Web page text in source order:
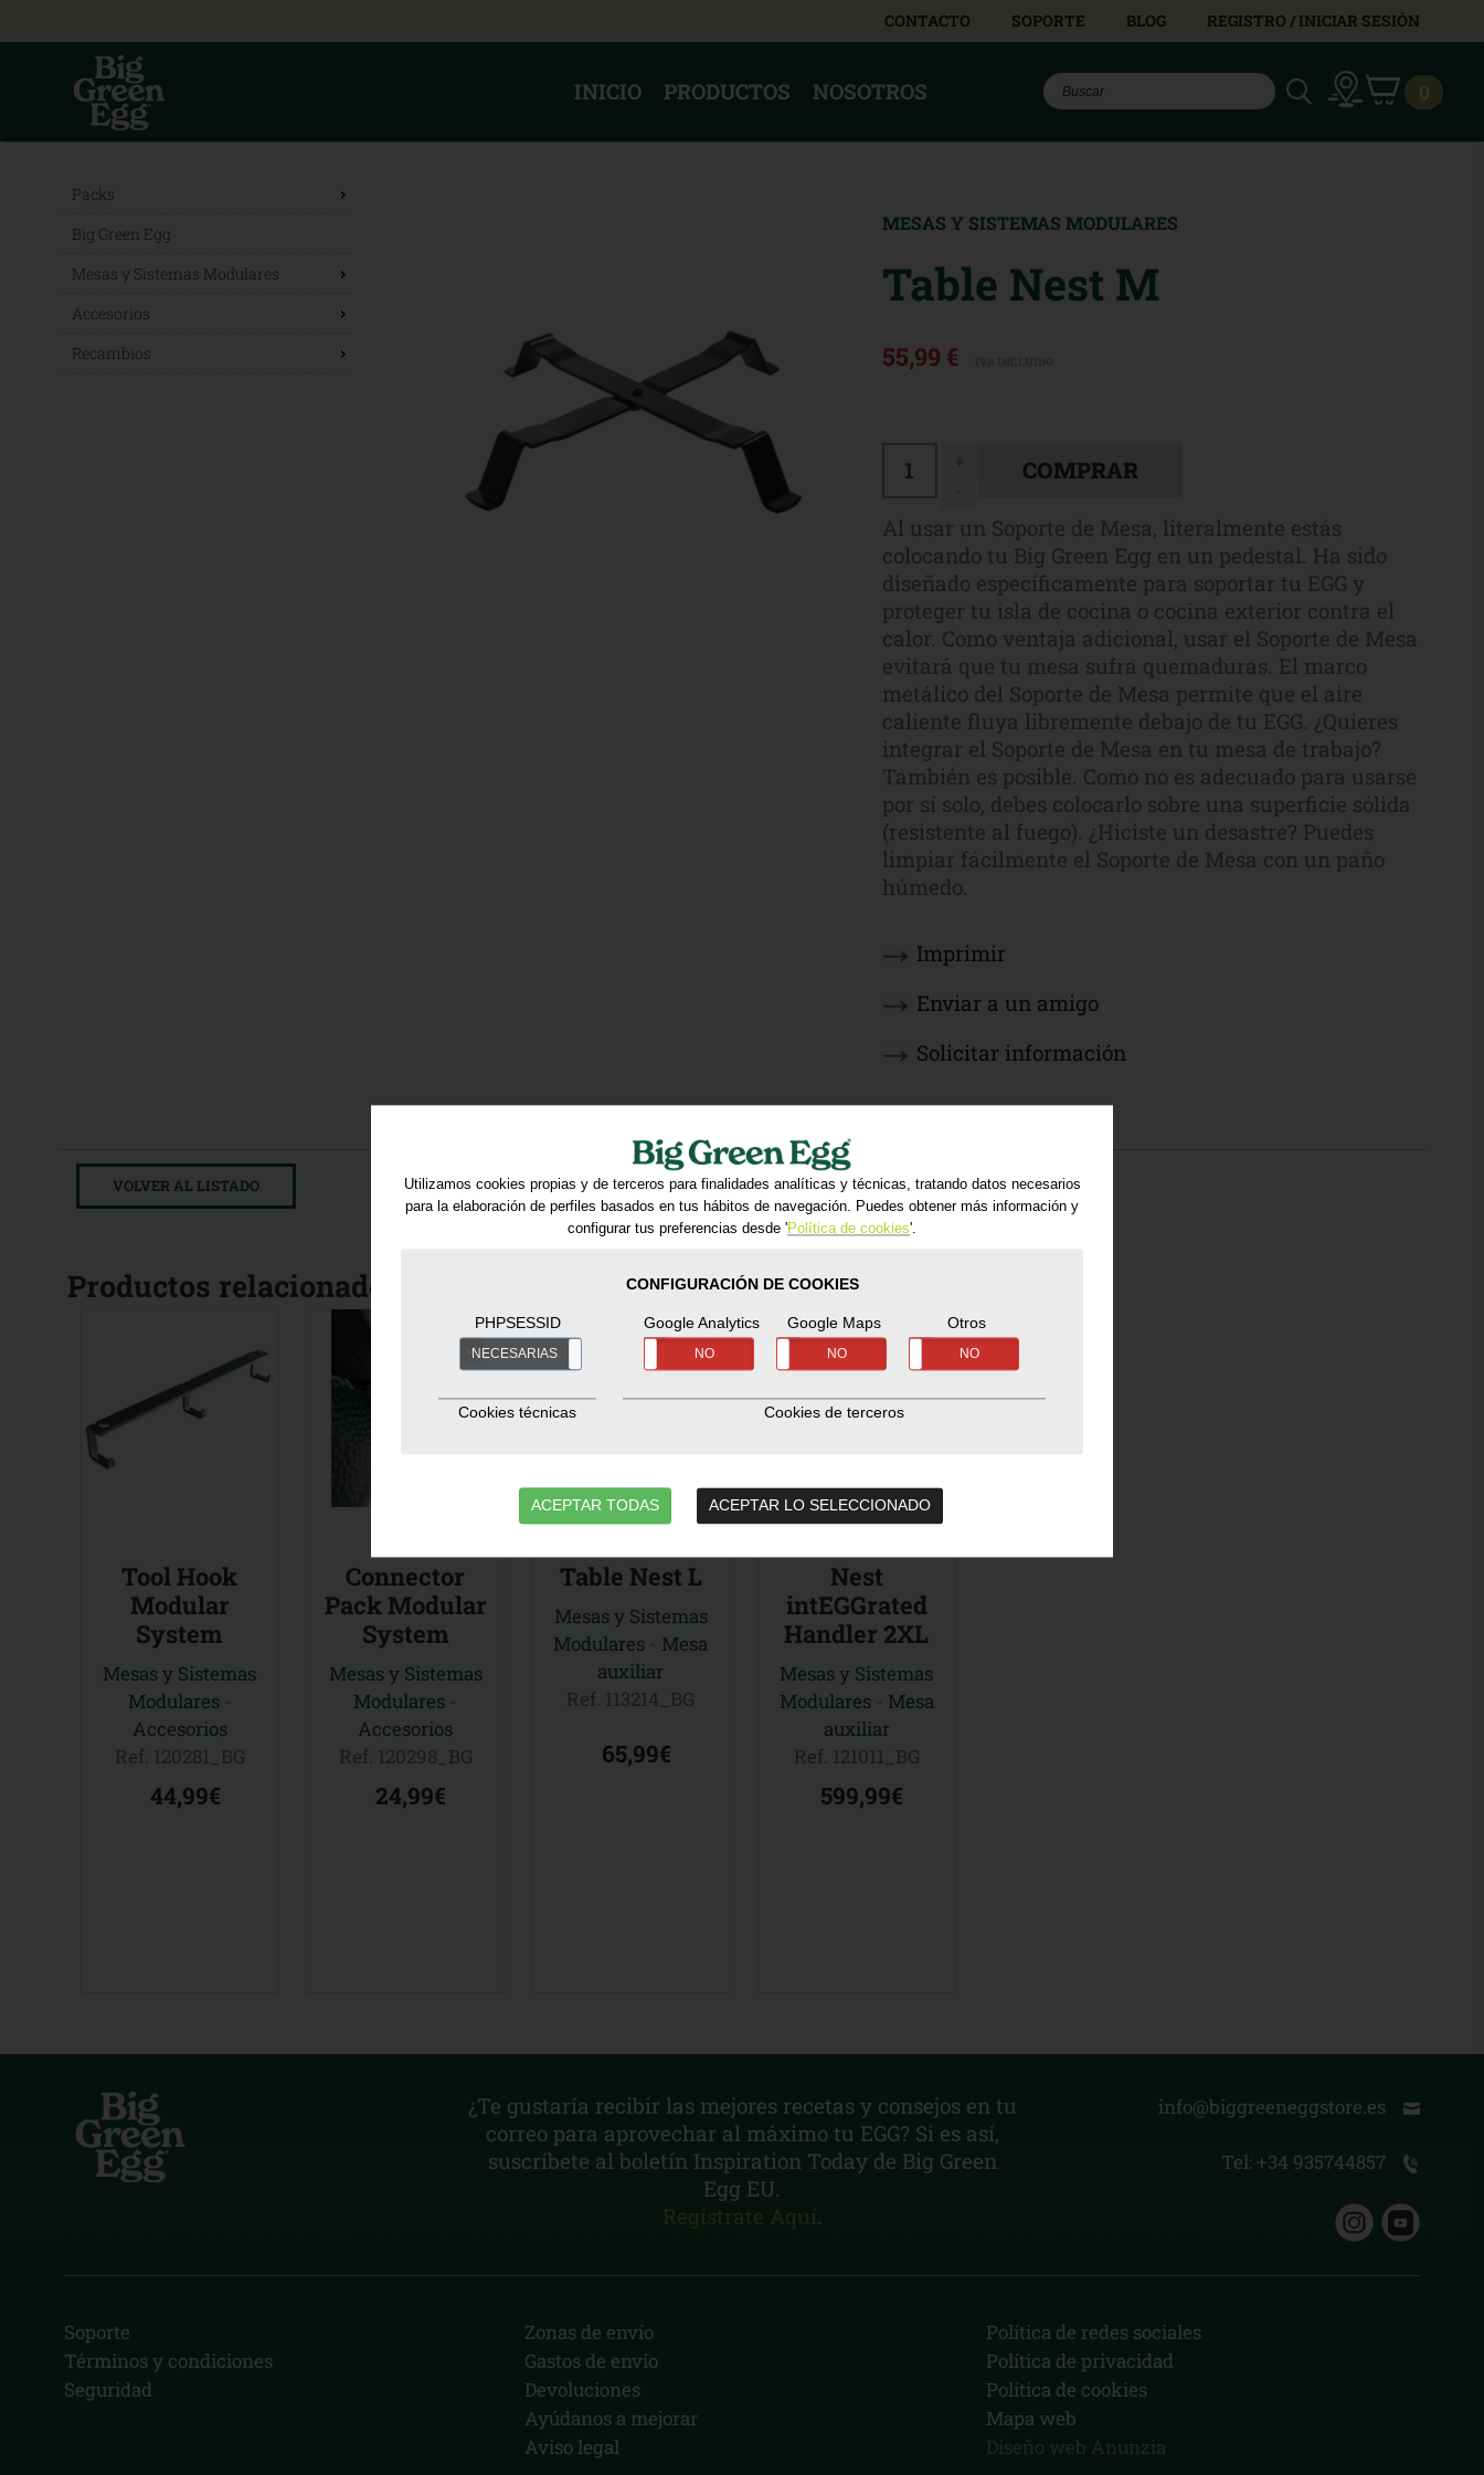
CONTACTO SOPORTE BLOG REGISTRO / INICIAR SESIÓN
INICIO PRODUCTOS NOSOTROS 0
Packs
Big Green Egg
Mesas y Sistemas Modulares
Accesorios
Recambios
MESAS Y SISTEMAS MODULARES
Table Nest M
55,99 €
1
Al usar un Soporte de Mesa, literalmente estás
colocando tu Big Green Egg en un pedestal. Ha sido
diseñado específicamente para soportar tu EGG y
proteger tu isla de cocina o cocina exterior contra el
calor. Como ventaja adicional, usar el Soporte de Mesa
evitará que tu mesa sufra quemaduras. El marco
metálico del Soporte de Mesa permite que el aire
caliente fluya libremente debajo de tu EGG. ¿Quieres
integrar el Soporte de Mesa en tu mesa de trabajo?
También es posible. Como no es adecuado para usarse
por sí solo, debes colocarlo sobre una superficie sólida
(resistente al fuego). ¿Hiciste un desastre? Puedes
limpiar fácilmente el Soporte de Mesa con un paño
húmedo.
Imprimir
Enviar a un amigo
Solicitar información
VOLVER AL LISTADO
Productos relacionados
Tool Hook
Modular
System
Mesas y Sistemas
Modulares-
Accesorios
Ref. 120281_BG
44,99€
Connector
Pack Modular
System
Mesas y Sistemas
Modulares
Accesorios
Ref. 120298_BG
24,99€
Table Nest L
Mesas y Sistemas
Modulares
Mesa
auxiliar
Ref. 113214_BG
65,99€
Nest
intEGGrated
Handler 2XL
Mesas y Sistemas
Modulares- Mesa
auxiliar
Ref. 121011_BG
599,99€
¿Te gustaría recibir las mejores recetas y consejos en tu
correo para aprovechar al máximo tu EGG? Si es así,
suscríbete al boletín Inspiration Today de Big Green
Egg EU.
Regístrate Aquí.
info@biggreeneggstore.es
Tel: +34 935744857
Soporte
Términos y condiciones
Seguridad
Zonas de envío
Gastos de envío
Devoluciones
Ayúdanos a mejorar
Aviso legal
Política de redes sociales
Política de privacidad
Política de cookies
Mapa web
Diseño web Anunzia
Utilizamos cookies propias y de terceros para finalidades analíticas y técnicas, tratando datos necesarios
para la elaboración de perfiles basados en tus hábitos de navegación. Puedes obtener más información y
configurar tus preferencias desde 'Política de cookies'.
CONFIGURACIÓN DE COOKIES
PHPSESSID
NECESARIAS
Cookies técnicas
Google Analytics
NO
Google Maps
SÍ NO
Otros
SÍ NO
Cookies de terceros
ACEPTAR TODAS ACEPTAR LO SELECCIONADO